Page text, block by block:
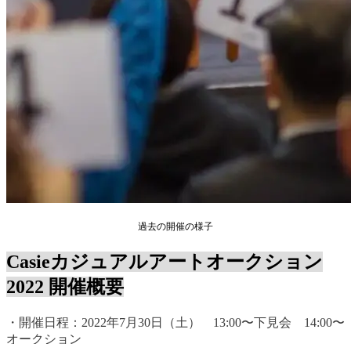
過去の開催の様子
Casieカジュアルアートオークション
2022 開催概要
・開催日程：2022年7月30日（土） 13:00〜下見会 14:00〜
オークション